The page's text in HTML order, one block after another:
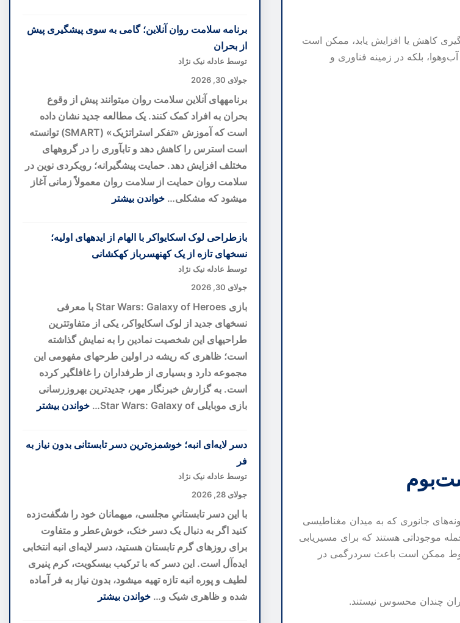
کاهش یا افزایش یابد، ممکن است
بلکه در زمینه فناوری و
جانوری که به میدان مغناطیسی
موجوداتی هستند که برای مسیریابی
ممکن است باعث سردرگمی در
چندان محسوس نیستند.
Castiglion
del
بهترین
اروپا
با
تاکستان
اختصاصی
در
قلب
توسکانی
برنامه سلامت روان آنلاین؛ گامی به سوی پیشگیری پیش
از بحران
توسط عادله نیک نژاد
جولای 30, 2026
برنامههای آنلاین سلامت روان میتوانند پیش از وقوع
بحران به افراد کمک کنند. یک مطالعه جدید نشان داده
است که آموزش «تفکر استراتژیک» (SMART) توانسته
است استرس را کاهش دهد و تابآوری را در گروههای
مختلف افزایش دهد. حمایت پیشگیرانه؛ رویکردی نوین در
سلامت روان حمایت از سلامت روان معمولاً زمانی آغاز
میشود که مشکلی… خواندن بیشتر
برنامه
سلامت
روان
آنلاین؛
به
سوی
پیشگیری
پیش
از
بحران
بازطراحی لوک اسکایواکر با الهام از ایدههای اولیه؛
نسخهای تازه از یک کهنهسرباز کهکشانی
توسط عادله نیک نژاد
جولای 30, 2026
بازی Star Wars: Galaxy of Heroes با معرفی
نسخهای جدید از لوک اسکایواکر، یکی از متفاوتترین
طراحیهای این شخصیت نمادین را به نمایش گذاشته
است؛ ظاهری که ریشه در اولین طرحهای مفهومی این
مجموعه دارد و بسیاری از طرفداران را غافلگیر کرده
است. به گزارش خبرنگار مهر، جدیدترین بهروزرسانی
بازی موبایلی Star Wars: Galaxy of…
خواندن بیشتر
بازطراحی
لوک
اسکایواکر
از
ایدههای
اولیه؛
نسخهای
تازه
از
دسر لایه‌ای انبه؛ خوشمزه‌ترین دسر تابستانی بدون نیاز به
فر
توسط عادله نیک نژاد
جولای 28, 2026
با این دسر تابستانیِ مجلسی، میهمانان خود را شگفت‌زده
کنید اگر به دنبال یک دسر خنک، خوش‌عطر و متفاوت
برای روزهای گرم تابستان هستید، دسر لایه‌ای انبه انتخابی
ایده‌آل است. این دسر که با ترکیب بیسکویت، کرم پنیری
لطیف و پوره انبه تازه تهیه میشود، بدون نیاز به فر آماده
شده و ظاهری شیک و… خواندن بیشتر